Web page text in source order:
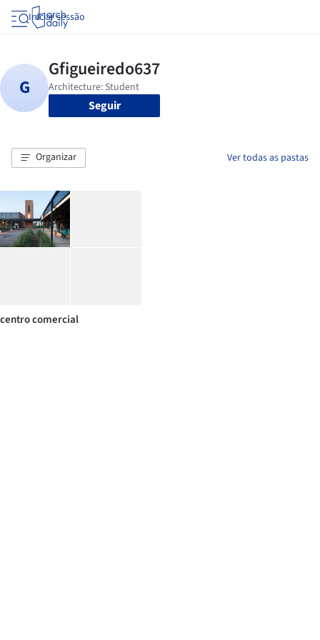
Iniciar sessão
Seguir
Organizar Ver todas as pastas
centro comercial